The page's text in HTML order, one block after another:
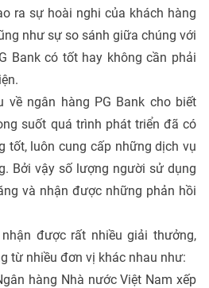
ra sự hoài nghi của khách hàng
như sự so sánh giữa chúng với
Bank có tốt hay không cần phải
về ngân hàng PG Bank cho biết
suốt quá trình phát triển đã có
tốt, luôn cung cấp những dịch vụ
Bởi vậy số lượng người sử dụng
và nhận được những phản hồi
được rất nhiều giải thưởng,
từ nhiều đơn vị khác nhau như:
hàng Nhà nước Việt Nam xếp